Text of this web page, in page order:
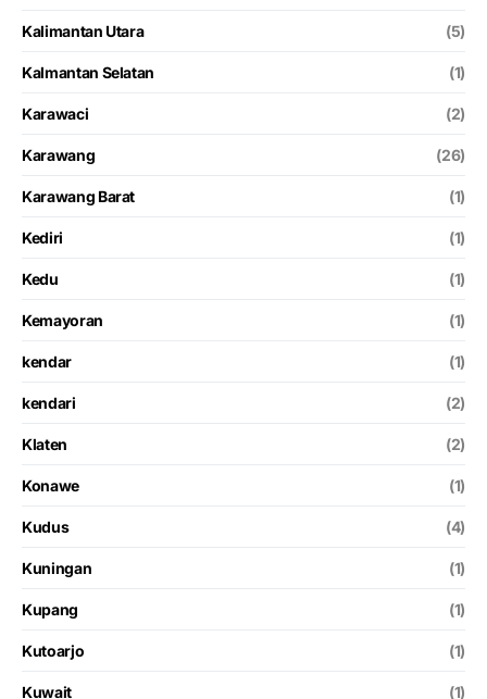
Kalimantan Utara (5)
Kalmantan Selatan (1)
Karawaci (2)
Karawang (26)
Karawang Barat (1)
Kediri (1)
Kedu (1)
Kemayoran (1)
kendar (1)
kendari (2)
Klaten (2)
Konawe (1)
Kudus (4)
Kuningan (1)
Kupang (1)
Kutoarjo (1)
Kuwait (1)